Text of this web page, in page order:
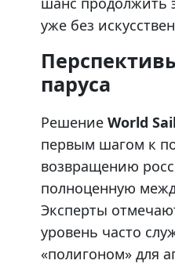
уже без
паруса
Решение World
первым шагом к
возвращению
полноценную
Эксперты
уровень часто
«полигоном» для